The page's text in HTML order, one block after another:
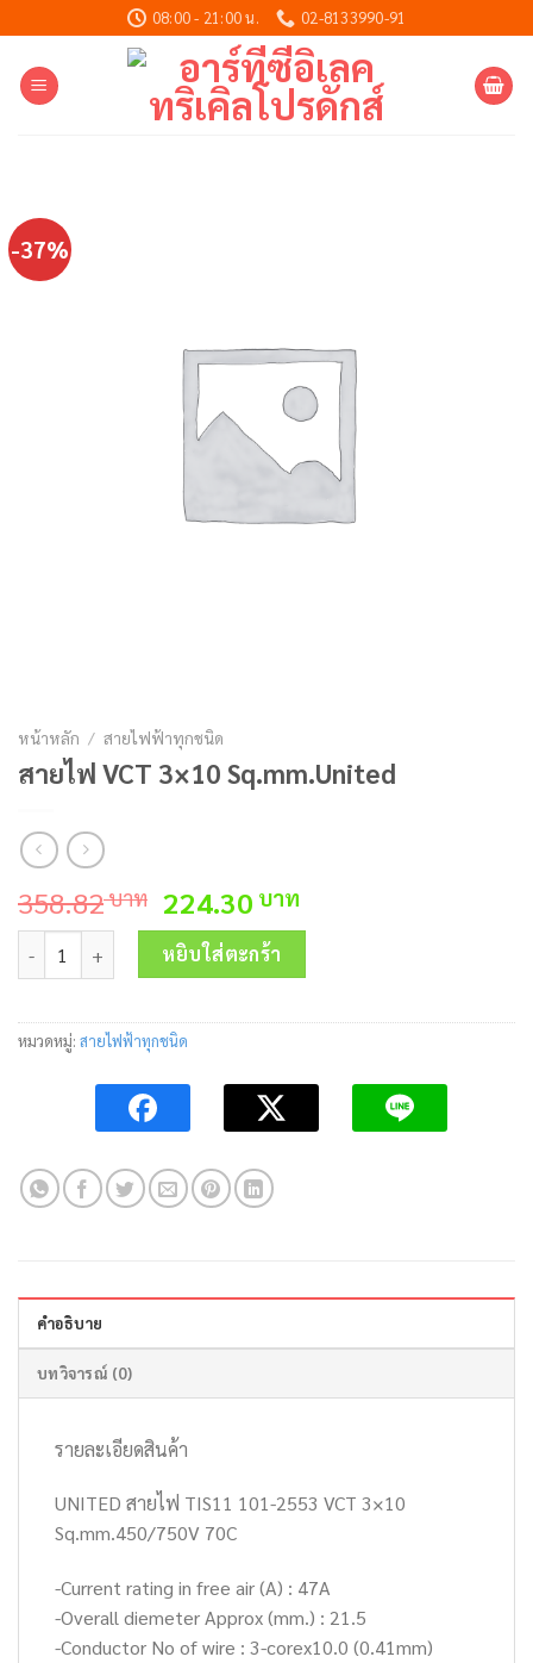
to
content
08:00 - 21:00 น. 02-8133990-91
-37%
หน้าหลัก / สายไฟฟ้าทุกชนิด
สายไฟ VCT 3×10 Sq.mm.United
358.82บาท Original
price
was:
358.82 บาท.
224.30 บาท
price
224.30 บาท.
จำนวน สายไฟ VCT 3x10 Sq.mm.United ชิ้น
หยิบใส่ตะกร้า
หมวดหมู่: สายไฟฟ้าทุกชนิด
คำอธิบาย
บทวิจารณ์ (0)
รายละเอียดสินค้า
UNITED สายไฟ TIS11 101-2553 VCT 3×10
Sq.mm.450/750V 70C
-Current rating in free air (A) : 47A
-Overall diemeter Approx (mm.) : 21.5
-Conductor No of wire : 3-corex10.0 (0.41mm)